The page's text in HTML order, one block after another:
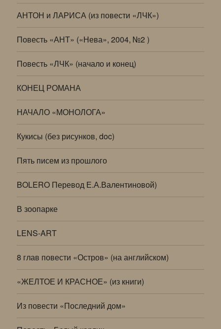
АНТОН и ЛАРИСА (из повести «ЛЧК»)
Повесть «АНТ» («Нева», 2004, №2 )
Повесть «ЛЧК» (начало и конец)
КОНЕЦ РОМАНА
НАЧАЛО «МОНОЛОГА»
Кукисы (без рисунков, doc)
Пять писем из прошлого
BOLERO Перевод Е.А.Валентиновой)
В зоопарке
LENS-ART
8 глав повести «Остров» (на английском)
«ЖЕЛТОЕ И КРАСНОЕ» (из книги)
Из повести «Последний дом»